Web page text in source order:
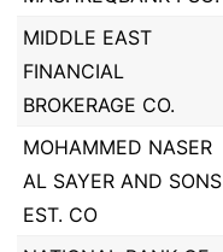
MIDDLE EAST
FINANCIAL
BROKERAGE CO.
MOHAMMED NASER
AL SAYER AND SONS
EST. CO